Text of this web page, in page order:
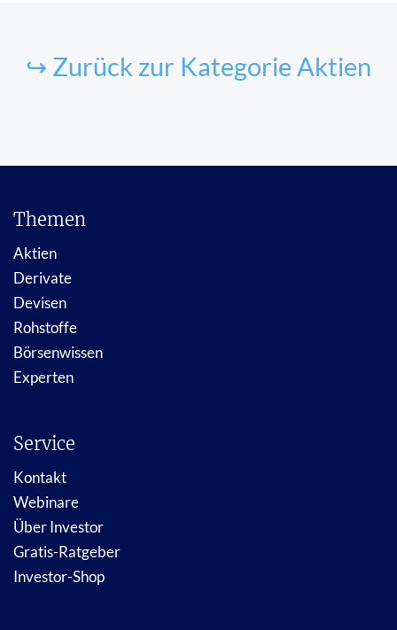
↪ Zurück zur Kategorie Aktien
Themen
Aktien
Derivate
Devisen
Rohstoffe
Börsenwissen
Experten
Service
Kontakt
Webinare
Über Investor
Gratis-Ratgeber
Investor-Shop